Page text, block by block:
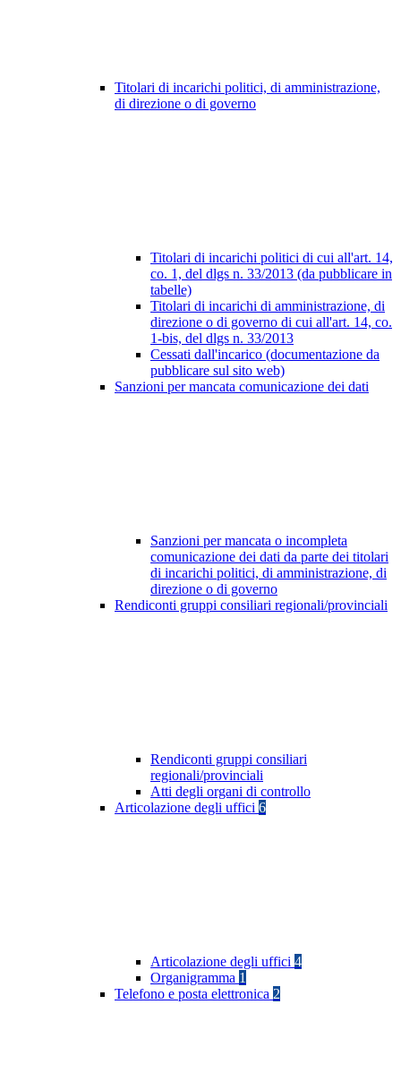
Titolari di incarichi politici, di amministrazione,
di direzione o di governo
Titolari di incarichi politici di cui all'art. 14,
co. 1, del dlgs n. 33/2013 (da pubblicare in
tabelle)
Titolari di incarichi di amministrazione, di
direzione o di governo di cui all'art. 14, co.
1-bis, del dlgs n. 33/2013
Cessati dall'incarico (documentazione da
pubblicare sul sito web)
Sanzioni per mancata comunicazione dei dati
Sanzioni per mancata o incompleta
comunicazione dei dati da parte dei titolari
di incarichi politici, di amministrazione, di
direzione o di governo
Rendiconti gruppi consiliari regionali/provinciali
Rendiconti gruppi consiliari
regionali/provinciali
Atti degli organi di controllo
Articolazione degli uffici 6
Articolazione degli uffici 4
Organigramma 1
Telefono e posta elettronica 2